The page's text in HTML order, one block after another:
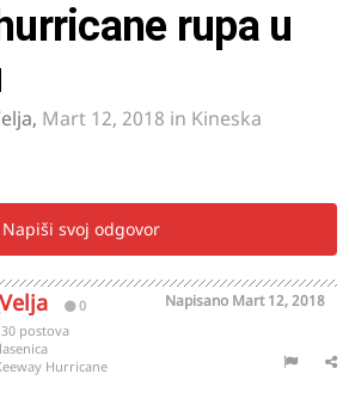
rupa u
, Mart 12, 2018 in Kineska
Napiši svoj odgovor
0 Napisano Mart 12, 2018
postova
Hurricane